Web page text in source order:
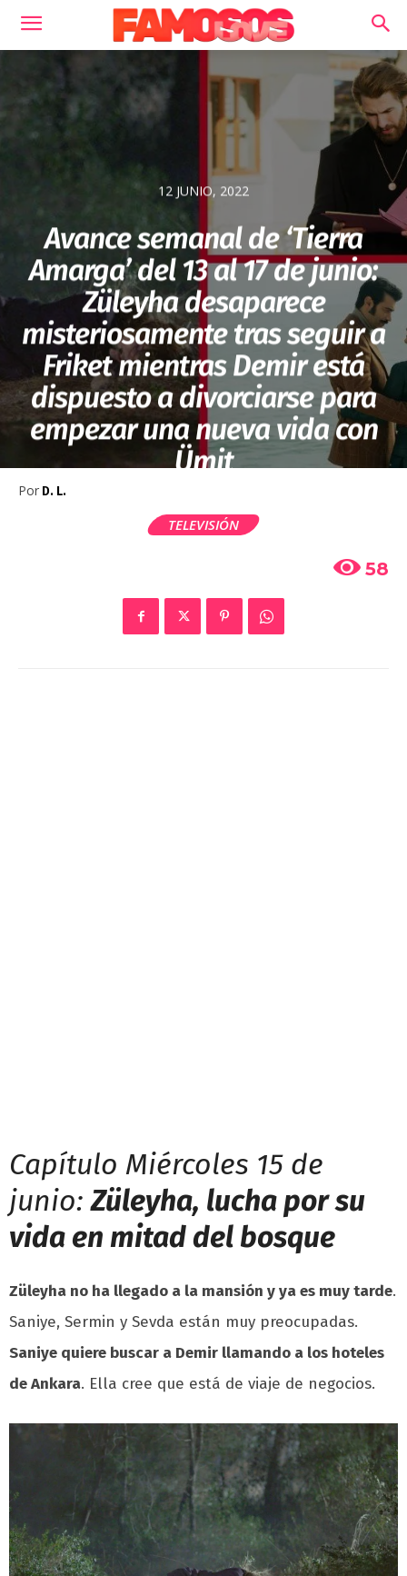
12 JUNIO, 2022
Avance semanal de ‘Tierra
Amarga’ del 13 al 17 de junio:
Züleyha desaparece
misteriosamente tras seguir a
Friket mientras Demir está
dispuesto a divorciarse para
empezar una nueva vida con
Ümit
Por D. L.
TELEVISIÓN
58
Capítulo Miércoles 15 de
junio:Züleyha, lucha por su
vida en mitad del bosque
Züleyha no ha llegado a la mansión y ya es muy tarde.
Saniye, Sermin y Sevda están muy preocupadas.
Saniye quiere buscar a Demir llamando a los hoteles
de Ankara. Ella cree que está de viaje de negocios.